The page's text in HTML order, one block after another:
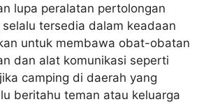
lupa peralatan pertolongan
tersedia dalam keadaan
untuk membawa obat-obatan
dan alat komunikasi seperti
camping di daerah yang
beritahu teman atau keluarga